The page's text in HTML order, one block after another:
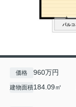
価格 960万円
建物面積184.09㎡